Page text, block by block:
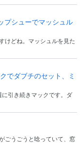
プシューでマッシュル
けどね。マッシュルを見た
でダブチのセット、ミ
引き続きマックです。ダ
ごうごうと唸っていて、窓